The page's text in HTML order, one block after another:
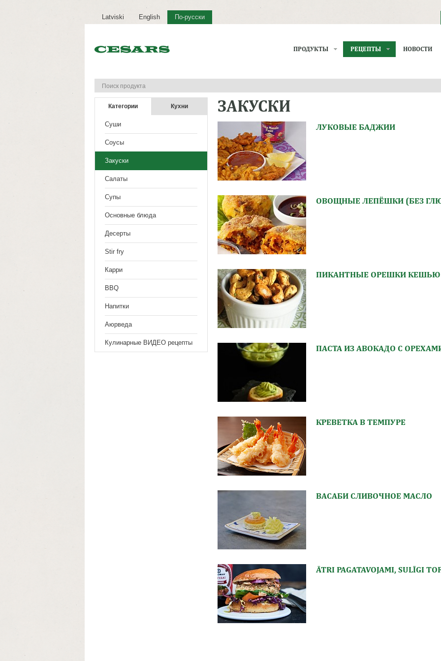
Latviski English По-русски
ПРОДУКТЫ РЕЦЕПТЫ НОВОСТИ
Категории Кухни
Суши
Соусы
Закуски
Салаты
Супы
Основные блюда
Десерты
Stir fry
Карри
BBQ
Напитки
Аюрведа
Кулинарные ВИДЕО рецепты
ЗАКУСКИ
ЛУКОВЫЕ БАДЖИИ
ОВОЩНЫЕ ЛЕПЁШКИ (БЕЗ
ПИКАНТНЫЕ ОРЕШКИ КЕШЬЮ
ПАСТА ИЗ АВОКАДО С
КРЕВЕТКА В ТЕМПУРЕ
ВАСАБИ СЛИВОЧНОЕ МАСЛО
ĀTRI PAGATAVOJAMI, SULĪGI